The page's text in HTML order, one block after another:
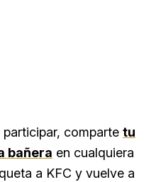
participar, comparte tu
bañera en cualquiera
a KFC y vuelve a